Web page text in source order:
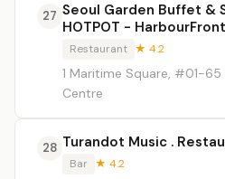
27 Seoul Garden Buffet &
HOTPOT -
Restaurant ★ 4.2
1 Maritime Square, #01-65
Centre
28 Turandot Music .
Bar ★ 4.2